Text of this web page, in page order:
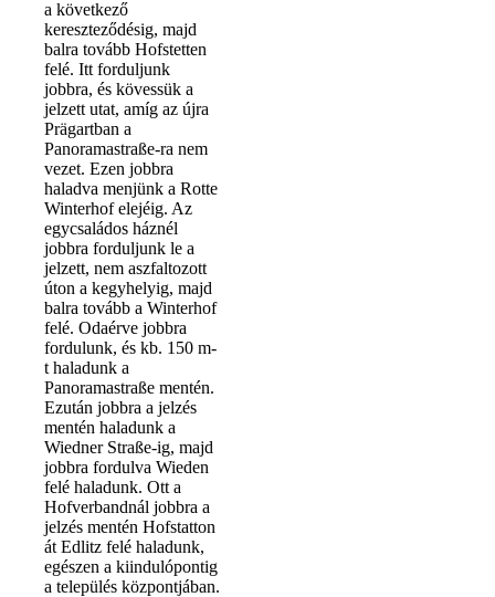
a következő
kereszteződésig, majd
balra tovább Hofstetten
felé. Itt forduljunk
jobbra, és kövessük a
jelzett utat, amíg az újra
Prägartban a
Panoramastraße-ra nem
vezet. Ezen jobbra
haladva menjünk a Rotte
Winterhof elejéig. Az
egycsaládos háznél
jobbra forduljunk le a
jelzett, nem aszfaltozott
úton a kegyhelyig, majd
balra tovább a Winterhof
felé. Odaérve jobbra
fordulunk, és kb. 150 m-
t haladunk a
Panoramastraße mentén.
Ezután jobbra a jelzés
mentén haladunk a
Wiedner Straße-ig, majd
jobbra fordulva Wieden
felé haladunk. Ott a
Hofverbandnál jobbra a
jelzés mentén Hofstatton
át Edlitz felé haladunk,
egészen a kiindulópontig
a település központjában.